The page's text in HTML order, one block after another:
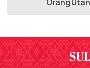
Orang Utan